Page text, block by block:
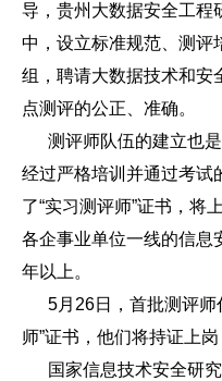
导，贵州大数据安全工程
中，设立标准规范、测评
组，聘请大数据技术和安
点测评的公正、准确。
测评师队伍的建立也是
经过严格培训并通过考试
了“实习测评师”证书，将
各企事业单位一线的信息
年以上。
5月26日，首批测评师
师”证书，他们将持证上岗
国家信息技术安全研究